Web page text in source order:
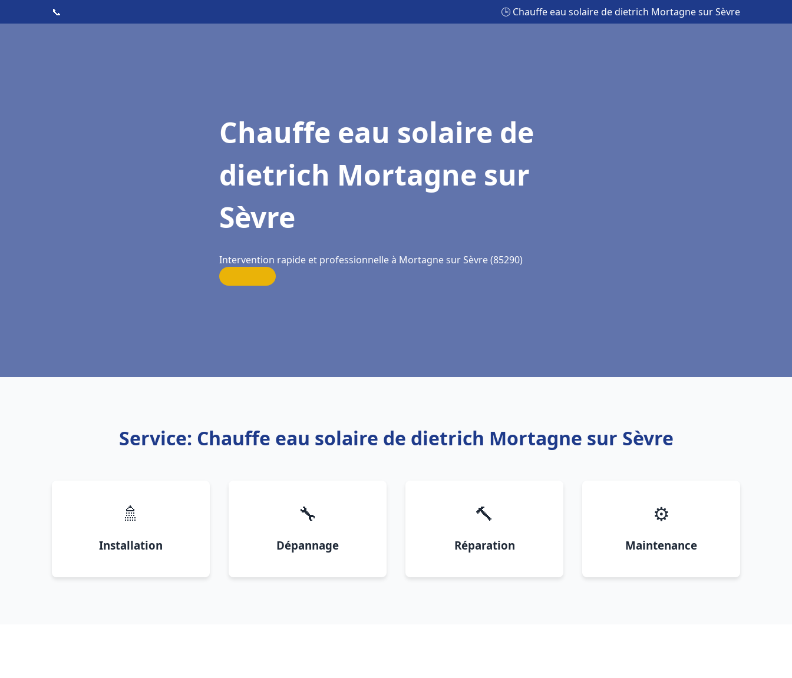
📞 🕒 Chauffe eau solaire de dietrich Mortagne sur Sèvre
Chauffe eau solaire de
dietrich Mortagne sur
Sèvre
Intervention rapide et professionnelle à Mortagne sur Sèvre (85290)
Service: Chauffe eau solaire de dietrich Mortagne sur Sèvre
🚿
Installation
🔧
Dépannage
🔨
Réparation
⚙️
Maintenance